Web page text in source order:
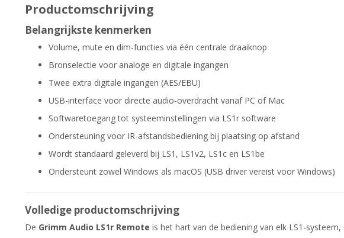
Productomschrijving
Belangrijkste kenmerken
Volume, mute en dim-functies via één centrale draaiknop
Bronselectie voor analoge en digitale ingangen
Twee extra digitale ingangen (AES/EBU)
USB-interface voor directe audio-overdracht vanaf PC of Mac
Softwaretoegang tot systeeminstellingen via LS1r software
Ondersteuning voor IR-afstandsbediening bij plaatsing op afstand
Wordt standaard geleverd bij LS1, LS1v2, LS1c en LS1be
Ondersteunt zowel Windows als macOS (USB driver vereist voor Windows)
Volledige productomschrijving
De Grimm Audio LS1r Remote is het hart van de bediening van elk LS1-